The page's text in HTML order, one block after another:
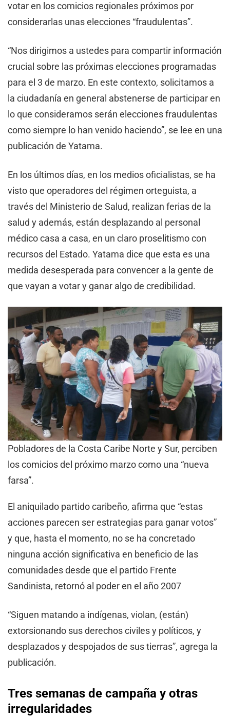
votar en los comicios regionales próximos por
considerarlas unas elecciones “fraudulentas”.
“Nos dirigimos a ustedes para compartir información
crucial sobre las próximas elecciones programadas
para el 3 de marzo. En este contexto, solicitamos a
la ciudadanía en general abstenerse de participar en
lo que consideramos serán elecciones fraudulentas
como siempre lo han venido haciendo”, se lee en una
publicación de Yatama.
En los últimos días, en los medios oficialistas, se ha
visto que operadores del régimen orteguista, a
través del Ministerio de Salud, realizan ferias de la
salud y además, están desplazando al personal
médico casa a casa, en un claro proselitismo con
recursos del Estado. Yatama dice que esta es una
medida desesperada para convencer a la gente de
que vayan a votar y ganar algo de credibilidad.
Pobladores de la Costa Caribe Norte y Sur, perciben
los comicios del próximo marzo como una “nueva
farsa”.
El aniquilado partido caribeño, afirma que “estas
acciones parecen ser estrategias para ganar votos”
y que, hasta el momento, no se ha concretado
ninguna acción significativa en beneficio de las
comunidades desde que el partido Frente
Sandinista, retornó al poder en el año 2007
“Siguen matando a indígenas, violan, (están)
extorsionando sus derechos civiles y políticos, y
desplazados y despojados de sus tierras”, agrega la
publicación.
Tres semanas de campaña y otras
irregularidades